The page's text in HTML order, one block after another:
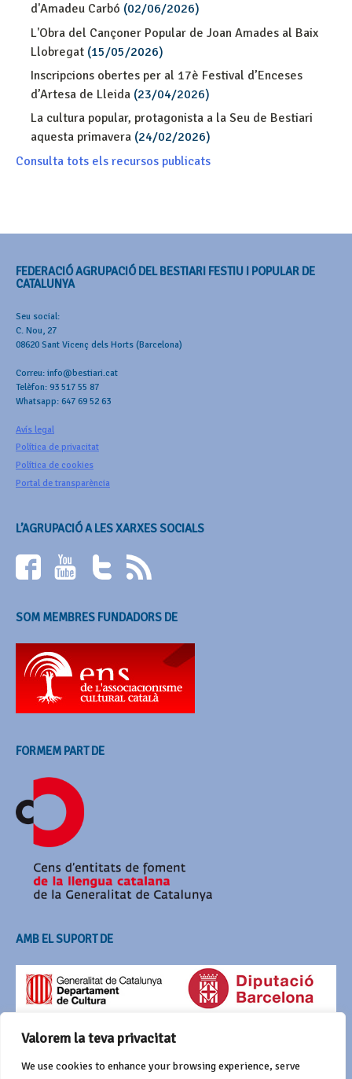
Valorem la teva privacitat
We use cookies to enhance your browsing experience, serve
d'Amadeu Carbó (02/06/2026)
L'Obra del Cançoner Popular de Joan Amades al Baix
Llobregat (15/05/2026)
Inscripcions obertes per al 17è Festival d’Enceses
d’Artesa de Lleida (23/04/2026)
La cultura popular, protagonista a la Seu de Bestiari
aquesta primavera (24/02/2026)
Consulta tots els recursos publicats
FEDERACIÓ AGRUPACIÓ DEL BESTIARI FESTIU I POPULAR DE
CATALUNYA
Seu social:
C. Nou, 27
08620 Sant Vicenç dels Horts (Barcelona)
Correu: info@bestiari.cat
Telèfon: 93 517 55 87
Whatsapp: 647 69 52 63
Avís legal
Política de privacitat
Política de cookies
Portal de transparència
L’AGRUPACIÓ A LES XARXES SOCIALS
SOM MEMBRES FUNDADORS DE
FORMEM PART DE
AMB EL SUPORT DE